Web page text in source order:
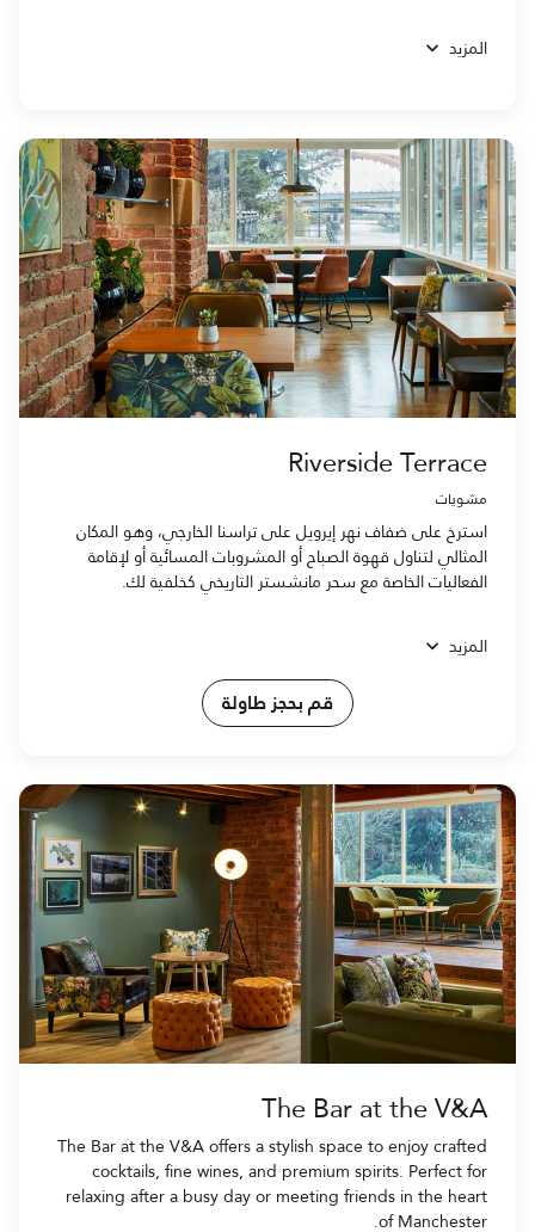
المزيد
Riverside Terrace
مشويات
استرخ على ضفاف نهر إيرويل على تراسنا الخارجي، وهو المكان
المثالي لتناول قهوة الصباح أو المشروبات المسائية أو لإقامة
الفعاليات الخاصة مع سحر مانشستر التاريخي كخلفية لك.
المزيد
قم بحجز طاولة
The Bar at the V&A
The Bar at the V&A offers a stylish space to enjoy crafted
cocktails, fine wines, and premium spirits. Perfect for
relaxing after a busy day or meeting friends in the heart
of Manchester.